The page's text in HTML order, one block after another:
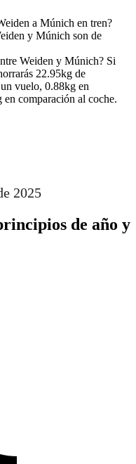
a Múnich en tren?
y Múnich son de
Weiden y Múnich? Si
22.95kg de
vuelo, 0.88kg en
comparación al coche.
2025
de año y